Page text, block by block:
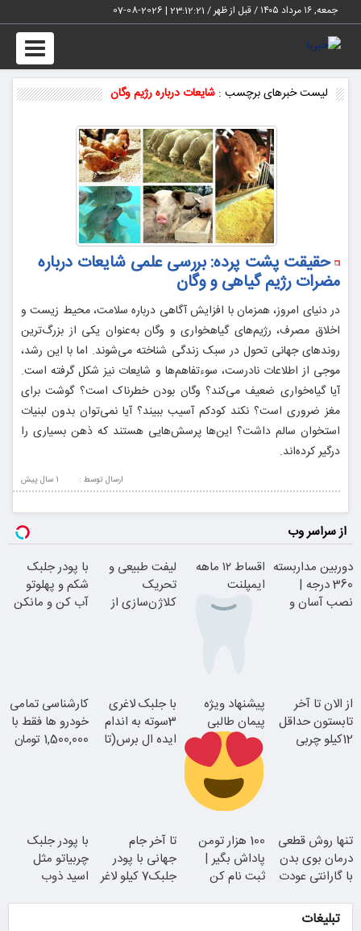
جمعه, ۱۶ مرداد ۱۴۰۵ / قبل از ظهر / 23:12:22
|
2026-08-07
Toggle
لیست خبرهای برچسب : شایعات درباره رژیم وگان
حقیقت پشت پرده: بررسی علمی شایعات درباره
مضرات رژیم گیاهی و وگان
در دنیای امروز، همزمان با افزایش آگاهی درباره سلامت، محیط‌ زیست و
اخلاق مصرف، رژیم‌های گیاهخواری و وگان به‌عنوان یکی از بزرگ‌ترین
روندهای جهانی تحول در سبک زندگی شناخته می‌شوند. اما با این رشد،
موجی از اطلاعات نادرست، سوءتفاهم‌ها و شایعات نیز شکل گرفته است.
آیا گیاه‌خواری ضعیف می‌کند؟ وگان بودن خطرناک است؟ گوشت برای
مغز ضروری است؟ نکند کودکم آسیب ببیند؟ آیا نمی‌توان بدون لبنیات
استخوان سالم داشت؟ این‌ها پرسش‌هایی هستند که ذهن بسیاری را
درگیر کرده‌اند.
1 سال پيش ارسال توسط :
از سراسر وب
دوربین مداربسته
360 درجه |
نصب آسان و
اقساط ۱۲ ماهه
ایمپلنت
ضامن؛ همین
امروز اقدام کن
لیفت طبیعی و
تحریک
کلاژن‌سازی از
جوان شو
با پودر جلبک
شکم و پهلوتو
آب کن و مانکن
از الان تا آخر
تابستون حداقل
12کیلو چربی
پیشنهاد ویژه
پیمان طالبی
با تخفیف ویژه
با جلبک لاغری
3سوته به اندام
ایده ال برس(تا
کارشناسی تمامی
خودرو ها فقط با
1,500,000 تومان
تنها روش قطعی
درمان بوی بدن
با گارانتی عودت
100 هزار تومن
پاداش بگیر |
ثبت نام کن
تا آخر جام
جهانی با پودر
جلبک7 کیلو لاغر
با پودر جلبک
چربیاتو مثل
اسید ذوب
تبلیغات